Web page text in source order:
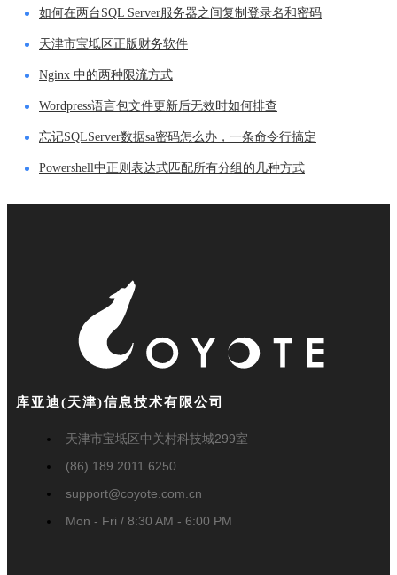
如何在两台SQL Server服务器之间复制登录名和密码
天津市宝坻区正版财务软件
Nginx 中的两种限流方式
Wordpress语言包文件更新后无效时如何排查
忘记SQLServer数据sa密码怎么办，一条命令行搞定
Powershell中正则表达式匹配所有分组的几种方式
库亚迪(天津)信息技术有限公司
天津市宝坻区中关村科技城299室
(86) 189 2011 6250
support@coyote.com.cn
Mon - Fri / 8:30 AM - 6:00 PM